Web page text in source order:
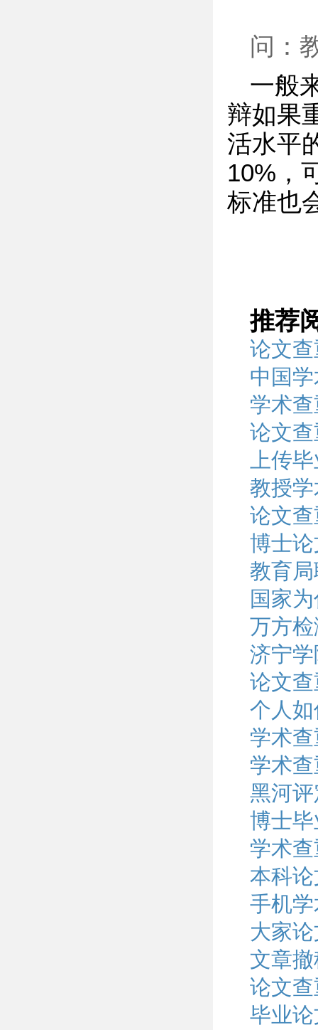
问：
一般
辩如果
活水平
10%，
标准也
推荐
论文
中国
学术
论文
上传
教授
论文
博士
教育
国家
万方
济宁
论文
个人
学术
学术
黑河
博士
学术
本科
手机
大家
文章
论文
毕业